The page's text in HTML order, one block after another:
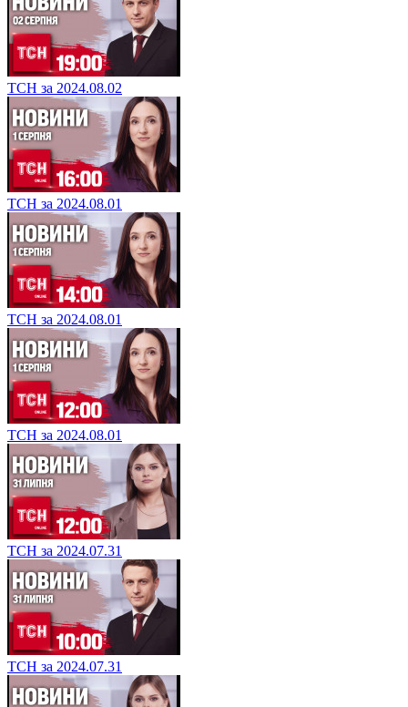
ТСН за 2024.08.02
ТСН за 2024.08.02
ТСН за 2024.08.02
ТСН за 2024.08.01
ТСН за 2024.08.01
ТСН за 2024.08.01